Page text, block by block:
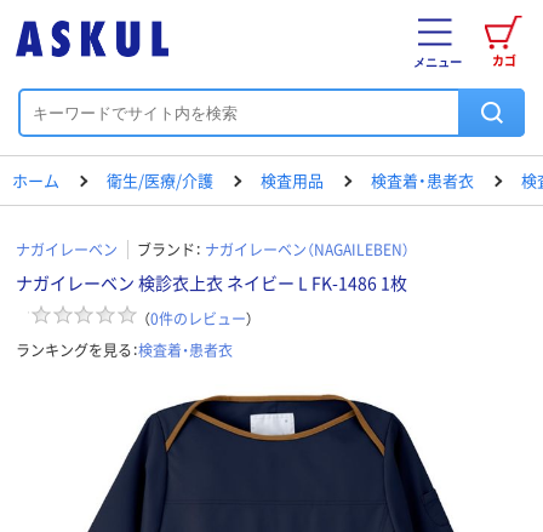
カゴ
メニュー
ホーム 衛生/医療/介護 検査用品 検査着・患者衣 検
ナガイレーベン ブランド： ナガイレーベン（NAGAILEBEN）
ナガイレーベン 検診衣上衣 ネイビー L FK-1486 1枚
（0件のレビュー）
ランキングを見る：検査着・患者衣